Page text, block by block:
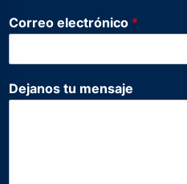
Correo electrónico *
e
lDejanos tu mensaje